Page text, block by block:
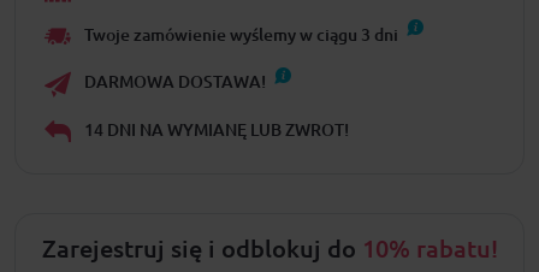
Twoje zamówienie wyślemy w ciągu 3 dni
DARMOWA DOSTAWA!
14 DNI NA WYMIANĘ LUB ZWROT!
Zarejestruj się i odblokuj do 10% rabatu!